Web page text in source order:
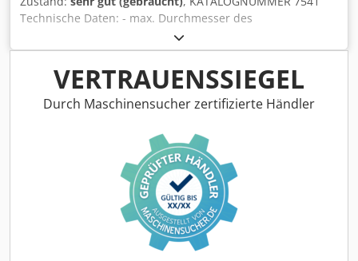
Technische Daten: - max. Durchmesser des
Hauptsägeblatts (ohne Vorritzsäge): 400 mm - max.
Durchmesser des Hauptsägeblatts (mit Vorritzsäge): 350
mm - Sägeblattbohrung: 30 mm - max. Schnitthöhe bei 400
mm Sägeblatt – 90°: 120 mm, 45°: 85 mm - max.
Schnitthöhe bei 350 mm Sägeblatt – 90°: 95 mm, 45°: 67
Sägeblattschutz - mit Seitenschiebetisch - Schnittlänge auf
dem Schiebetisch: 1700 mm - Schnittbreite am
Schiebetisch: 1400 mm - Schnittbreite am Parallelanschlag:
1350 mm - Hauptmotor: 6 kW - Tischmaße: 1190 x 990 mm
- mit Tischverbreiterung: 1880 mm - mit Tischerweiterung:
1890 mm - mit Vorritzer - max. Durchmesser des
Vorritzsägeblatts: 120 mm - Vorritzspindel-Durchmesser:
20 mm - Vorritzmotor: 0,75 kW - 3 Drehzahlbereiche: 3500 /
VERTRAUENSSIEGEL
Durch Maschinensucher zertifizierte Händler